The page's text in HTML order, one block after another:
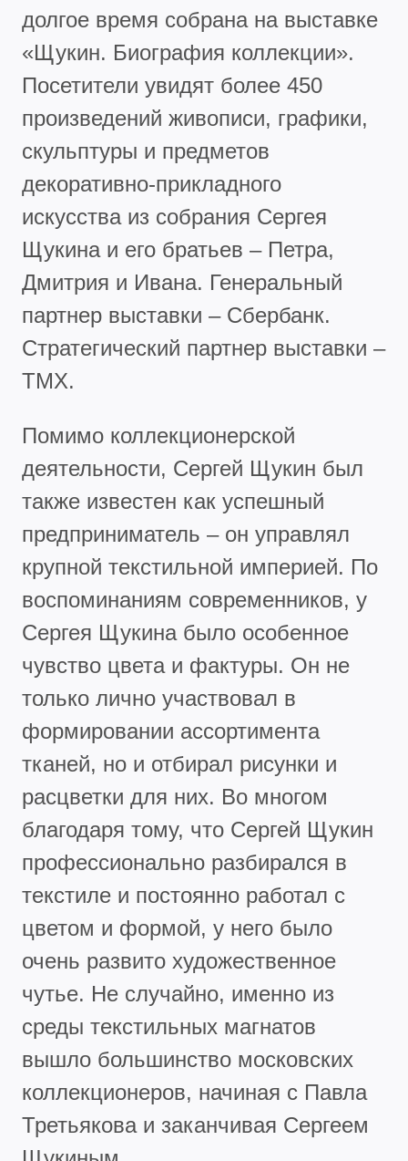
долгое время собрана на выставке
«Щукин. Биография коллекции».
Посетители увидят более 450
произведений живописи, графики,
скульптуры и предметов
декоративно-прикладного
искусства из собрания Сергея
Щукина и его братьев – Петра,
Дмитрия и Ивана. Генеральный
партнер выставки – Сбербанк.
Стратегический партнер выставки –
ТМХ.
Помимо коллекционерской
деятельности, Сергей Щукин был
также известен как успешный
предприниматель – он управлял
крупной текстильной империей. По
воспоминаниям современников, у
Сергея Щукина было особенное
чувство цвета и фактуры. Он не
только лично участвовал в
формировании ассортимента
тканей, но и отбирал рисунки и
расцветки для них. Во многом
благодаря тому, что Сергей Щукин
профессионально разбирался в
текстиле и постоянно работал с
цветом и формой, у него было
очень развито художественное
чутье. Не случайно, именно из
среды текстильных магнатов
вышло большинство московских
коллекционеров, начиная с Павла
Третьякова и заканчивая Сергеем